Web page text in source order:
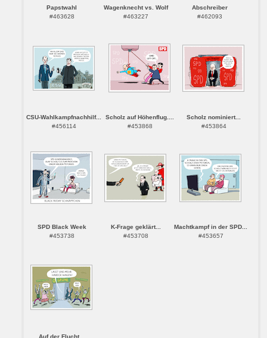
Papstwahl
#463628
Wagenknecht vs. Wolf
#463227
Abschreiber
#462093
CSU-Wahlkampfnachhilf...
#456114
Scholz auf Höhenflug....
#453868
Scholz nominiert...
#453864
SPD Black Week
#453738
K-Frage geklärt...
#453708
Machtkampf in der SPD...
#453657
Auf der Flucht...